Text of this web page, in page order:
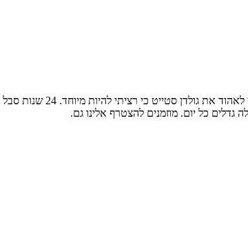
כל יום. מוזמנים להצטרף אלינו גם.